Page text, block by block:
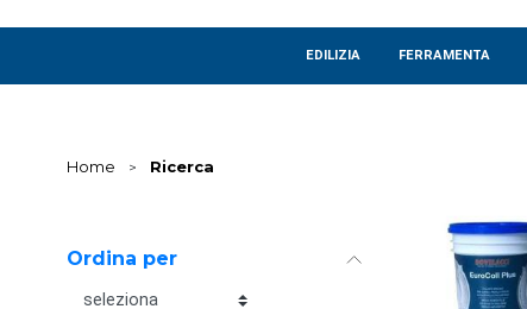
EDILIZIA FERRAMENTA
Home > Ricerca
Ordina per
Ordina per